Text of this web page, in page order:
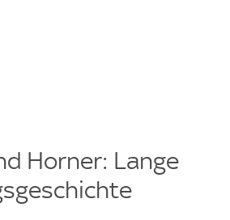
Horner: Lange